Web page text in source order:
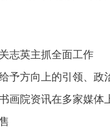
志英主抓全面工作
予方向上的引领、政
画院资讯在多家媒体